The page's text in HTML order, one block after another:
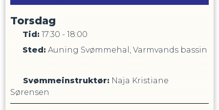
Torsdag
Tid: 17:30 - 18:00
Sted: Auning Svømmehal, Varmvands bassin
Svømmeinstruktør: Naja Kristiane
Sørensen